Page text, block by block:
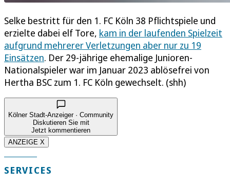
Selke bestritt für den 1. FC Köln 38 Pflichtspiele und
erzielte dabei elf Tore, kam in der laufenden Spielzeit
aufgrund mehrerer Verletzungen aber nur zu 19
Einsätzen. Der 29-jährige ehemalige Junioren-
Nationalspieler war im Januar 2023 ablösefrei von
Hertha BSC zum 1. FC Köln gewechselt. (shh)
Kölner Stadt-Anzeiger · Community
Diskutieren Sie mit
Jetzt kommentieren
ANZEIGE X
SERVICES